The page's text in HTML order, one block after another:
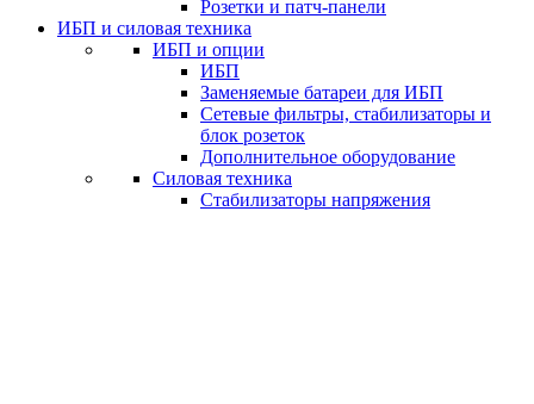
Розетки и патч-панели
ИБП и силовая техника
ИБП и опции
ИБП
Заменяемые батареи для ИБП
Сетевые фильтры, стабилизаторы и
блок розеток
Дополнительное оборудование
Силовая техника
Стабилизаторы напряжения